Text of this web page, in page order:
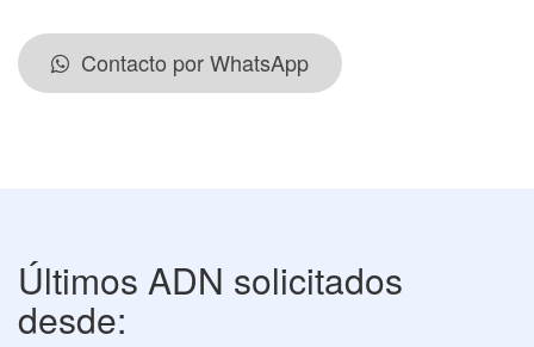
Contacto por WhatsApp
Últimos ADN solicitados
desde: